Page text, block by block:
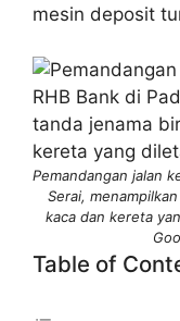
mesin deposit
Pemandangan jalan
Serai,
kaca dan kereta
Table of